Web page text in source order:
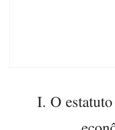
I. O